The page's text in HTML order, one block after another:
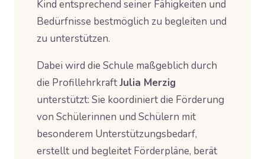
Kind entsprechend seiner Fähigkeiten und
Bedürfnisse bestmöglich zu begleiten und
zu unterstützen.
Dabei wird die Schule maßgeblich durch
die ProfillehrkraftJulia Merzig
unterstützt: Sie koordiniert die Förderung
von Schülerinnen und Schülern mit
besonderem Unterstützungsbedarf,
erstellt und begleitet Förderpläne, berät